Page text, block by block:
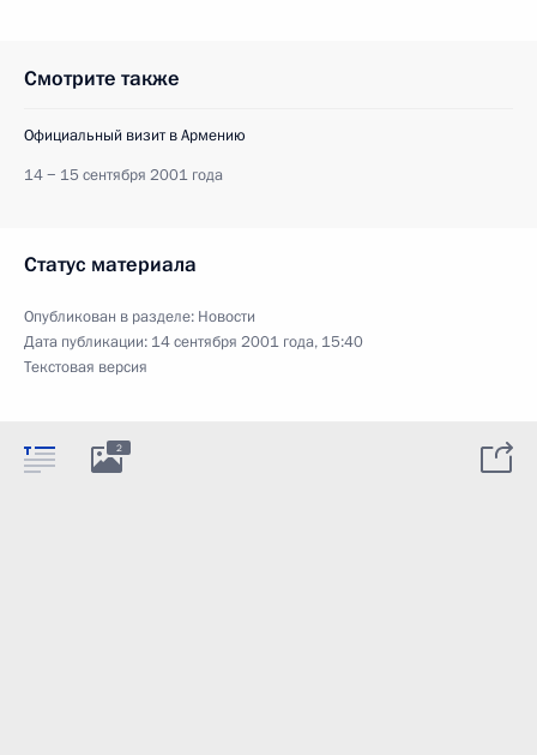
Смотрите также
Официальный визит в Армению
14 − 15 сентября 2001 года
Статус материала
Опубликован в разделе: Новости
Дата публикации: 14 сентября 2001 года, 15:40
Текстовая версия
2